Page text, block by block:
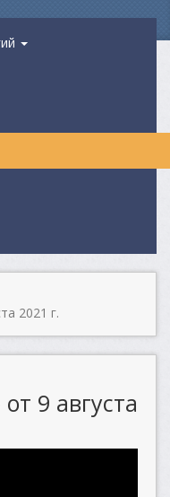
2021 г.
9 августа